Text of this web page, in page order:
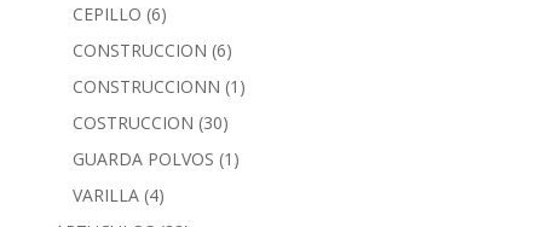
CEPILLO (6)
CONSTRUCCION (6)
CONSTRUCCIONN (1)
COSTRUCCION (30)
GUARDA POLVOS (1)
VARILLA (4)